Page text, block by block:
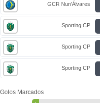
GCR Nun’Álvares
Sporting CP
Sporting CP
Sporting CP
Golos Marcados